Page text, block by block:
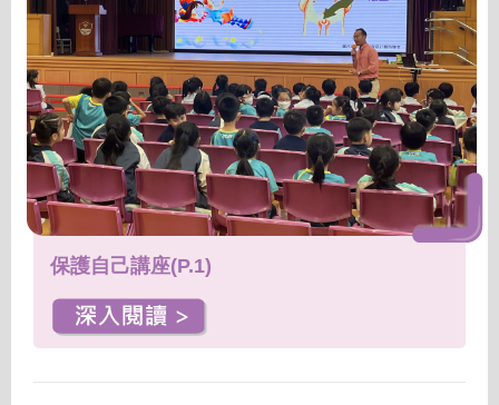
保護自己講座(P.1)